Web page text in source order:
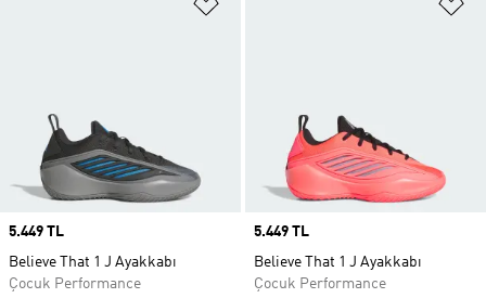
Price
5.449 TL
Believe That 1 J Ayakkabı
Çocuk Performance
Price
5.449 TL
Believe That 1 J Ayakkabı
Çocuk Performance